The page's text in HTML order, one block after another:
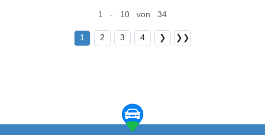
1 - 10 von 34
1 2 3 4 ❯ ❯❯